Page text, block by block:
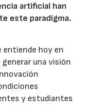
artificial han
este paradigma.
entiende hoy en
generar una visión
y estudiantes